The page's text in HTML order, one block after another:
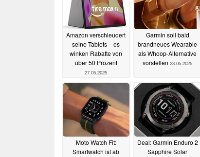
Amazon verschleudert
seine Tablets – es
winken Rabatte von
über 50 Prozent
27.05.2025
Garmin soll bald
brandneues Wearable
als Whoop-Alternative
vorstellen 23.05.2025
Moto Watch Fit:
Smartwatch ist ab
Deal: Garmin Enduro 2
Sapphire Solar